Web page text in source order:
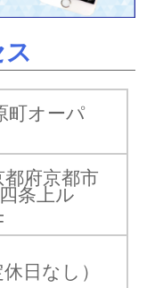
町オーパ
府京都市
条上ル
日なし）